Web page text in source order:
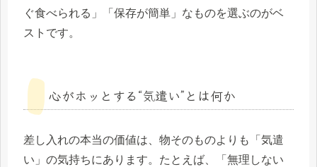
ぐ食べられる」「保存が簡単」なものを選ぶのがベ
ストです。
心がホッとする“気遣い”とは何か
差し入れの本当の価値は、物そのものよりも「気遣
い」の気持ちにあります。たとえば、「無理しない